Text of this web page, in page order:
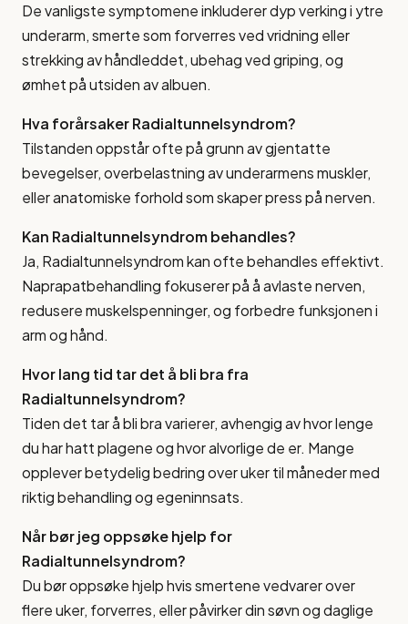
De vanligste symptomene inkluderer dyp verking i ytre
underarm, smerte som forverres ved vridning eller
strekking av håndleddet, ubehag ved griping, og
ømhet på utsiden av albuen.
Hva forårsaker Radialtunnelsyndrom?
Tilstanden oppstår ofte på grunn av gjentatte
bevegelser, overbelastning av underarmens muskler,
eller anatomiske forhold som skaper press på nerven.
Kan Radialtunnelsyndrom behandles?
Ja, Radialtunnelsyndrom kan ofte behandles effektivt.
Naprapatbehandling fokuserer på å avlaste nerven,
redusere muskelspenninger, og forbedre funksjonen i
arm og hånd.
Hvor lang tid tar det å bli bra fra
Radialtunnelsyndrom?
Tiden det tar å bli bra varierer, avhengig av hvor lenge
du har hatt plagene og hvor alvorlige de er. Mange
opplever betydelig bedring over uker til måneder med
riktig behandling og egeninnsats.
Når bør jeg oppsøke hjelp for
Radialtunnelsyndrom?
Du bør oppsøke hjelp hvis smertene vedvarer over
flere uker, forverres, eller påvirker din søvn og daglige